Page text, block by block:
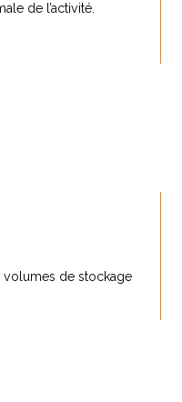
de l’activité.
volumes de stockage